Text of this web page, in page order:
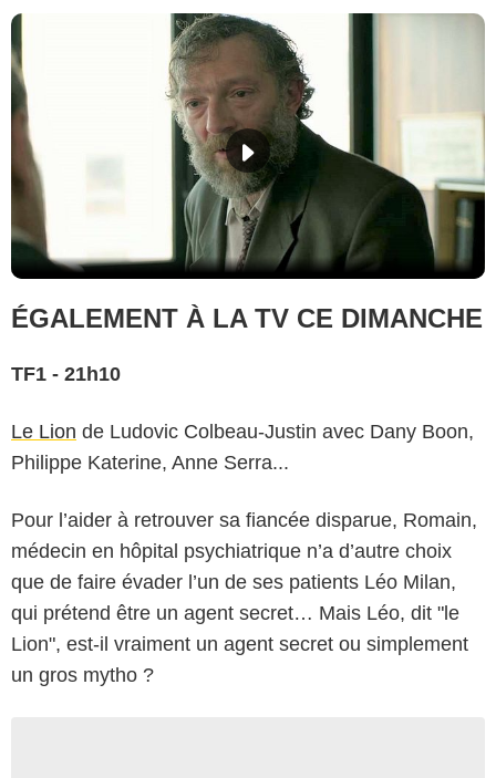
ÉGALEMENT À LA TV CE DIMANCHE
TF1 - 21h10
Le Lion de Ludovic Colbeau-Justin avec Dany Boon,
Philippe Katerine, Anne Serra...
Pour l’aider à retrouver sa fiancée disparue, Romain,
médecin en hôpital psychiatrique n’a d’autre choix
que de faire évader l’un de ses patients Léo Milan,
qui prétend être un agent secret… Mais Léo, dit "le
Lion", est-il vraiment un agent secret ou simplement
un gros mytho ?